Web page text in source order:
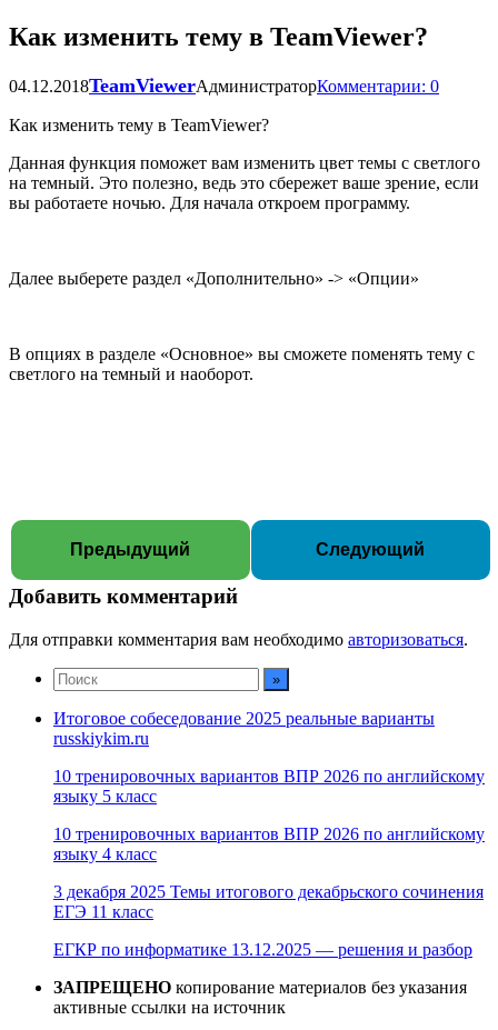
Как изменить тему в TeamViewer?
04.12.2018TeamViewerАдминистраторКомментарии: 0
Как изменить тему в TeamViewer?
Данная функция поможет вам изменить цвет темы с светлого
на темный. Это полезно, ведь это сбережет ваше зрение, если
вы работаете ночью. Для начала откроем программу.
Далее выберете раздел «Дополнительно» -> «Опции»
В опциях в разделе «Основное» вы сможете поменять тему с
светлого на темный и наоборот.
Предыдущий Следующий
Добавить комментарий
Для отправки комментария вам необходимо авторизоваться.
Итоговое собеседование 2025 реальные варианты
russkiykim.ru
10 тренировочных вариантов ВПР 2026 по английскому
языку 5 класс
10 тренировочных вариантов ВПР 2026 по английскому
языку 4 класс
3 декабря 2025 Темы итогового декабрьского сочинения
ЕГЭ 11 класс
ЕГКР по информатике 13.12.2025 — решения и разбор
ЗАПРЕЩЕНО копирование материалов без указания
активные ссылки на источник